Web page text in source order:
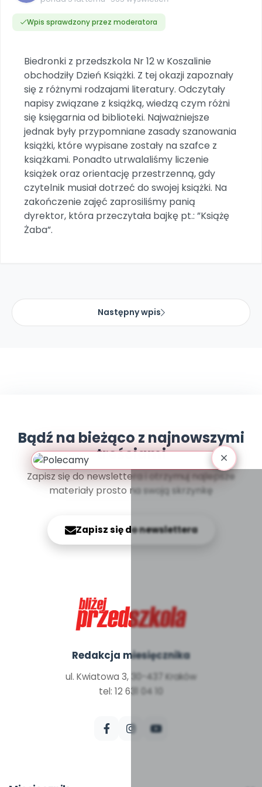
Scenariusze i artykuły
Materiały z miesięcznika
Multimedia i pliki
Plany tygodniowe
Praca wychowawcza
Bliżejprzedszkolne zestawy
Zestawy do pobrania
POLECAMY
Wybierz prezent
Przy zamówieniu prenumeraty
Zaplanuj rok przedszkolny
Materiały na nowy rok
Miesięczniki
Aktualne oraz archiwalne numery
Materiały w formie cyfrowej
Wszystko dla przedszkoli
Zamówienia hurtowe
NA SKRÓTY
Letnia wyprzedaż
Promocje w sklepie
Nowości
Zapowiedzi
Konferencje
Spotkania na dużą skalę
Pakiet szkoleń
Kompleksowe programy szkoleniowe
POLECAMY
Akademia Muzyki i Ruchu
Szkolenia muzyczne
Ebooki
Strona WWW dla przedszkola
Gotowa w mniej niż 10 min • 14 dni bez opłat
Pakiet bliżej MAX
Poznajemy regiony
Literkowo
Nauka liter i głosek
Sprintem do maratonu
Ruch i motywacja
Bliżej Pieska
Pomoc zwierzętom
Książka (dla) Przedszkolaka
Promowanie czytelnictwa
Facebook
Instagram
Zobacz nas na Instagramie
TikTok
Zobacz nas na TikToku
YouTube
Filmy edukacyjne
Wpis sprawdzony przez moderatora
Biedronki z przedszkola Nr 12 w Koszalinie
obchodziły Dzień Książki. Z tej okazji zapoznały
się z różnymi rodzajami literatury. Odczytały
napisy związane z książką, wiedzą czym różni
się księgarnia od biblioteki. Najważniejsze
jednak były przypomniane zasady szanowania
książki, które wypisane zostały na szafce z
książkami. Ponadto utrwalaliśmy liczenie
książek oraz orientację przestrzenną, gdy
czytelnik musiał dotrzeć do swojej książki. Na
zakończenie zajęć zaprosiliśmy panią
dyrektor, która przeczytała bajkę pt.: ”Książę
Żaba”.
Następny wpis
Bądź na bieżąco z najnowszymi
treściami
Zapisz się do newslettera i otrzymuj najlepsze
materiały prosto na swoją skrzynkę
Zapisz się do newslettera
Redakcja miesięcznika
ul. Kwiatowa 3, 30-437 Kraków
tel: 12 631 04 10